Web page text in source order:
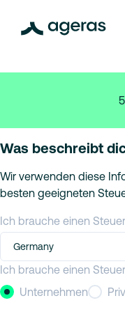
Was beschreibt
Wir verwenden diese
besten geeigneten
Ich brauche einen
Germany
Ich brauche einen
Unternehmen